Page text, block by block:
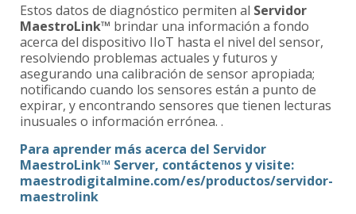
Estos datos de diagnóstico permiten al Servidor
MaestroLink™ brindar una información a fondo
acerca del dispositivo IIoT hasta el nivel del sensor,
resolviendo problemas actuales y futuros y
asegurando una calibración de sensor apropiada;
notificando cuando los sensores están a punto de
expirar, y encontrando sensores que tienen lecturas
inusuales o información errónea. .
Para aprender más acerca del Servidor
MaestroLink™ Server, contáctenos y visite:
maestrodigitalmine.com/es/productos/servidor-
maestrolink